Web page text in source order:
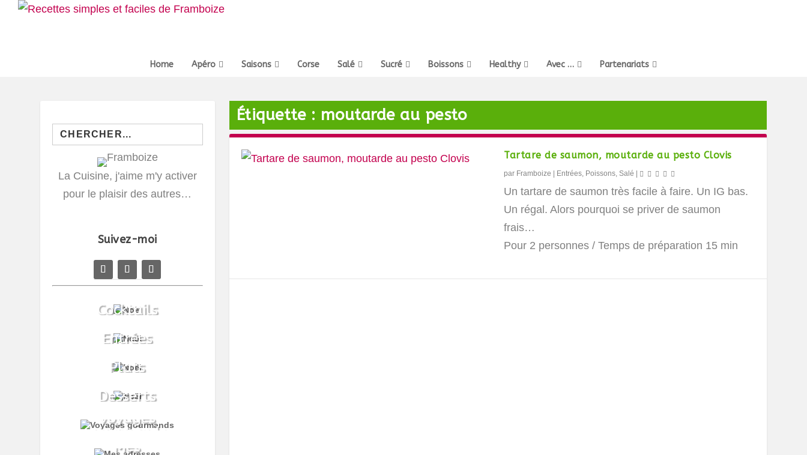
Home Apéro Saisons Corse Salé Sucré Boissons Healthy Avec … Partenariats
Étiquette : moutarde au pesto
Tartare de saumon, moutarde au pesto Clovis
par Framboize Entrées, Poissons,Salé
Un tartare de saumon très facile à faire. Un IG bas.
Un régal. Alors pourquoi se priver de saumon
frais…
Pour 2 personnes / Temps de préparation 15 min
Search
for:
La Cuisine, j'aime m'y activer
pour le plaisir des autres…
Suivez-moi